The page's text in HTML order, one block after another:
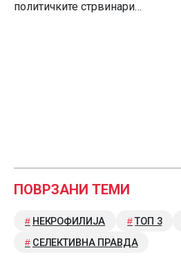
политичките стрвинари…
ПОВРЗАНИ ТЕМИ
НЕКРОФИЛИЈА ТОП 3
СЕЛЕКТИВНА ПРАВДА